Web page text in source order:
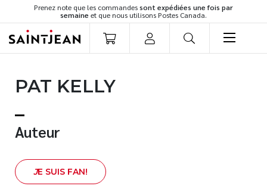
Prenez note que les commandessont expédiées une fois par
semaine et que nous utilisons Postes Canada.
Romans
Développement personnel
Spiritualité
Famille
PAT KELLY
Auteur
JE SUIS FAN!